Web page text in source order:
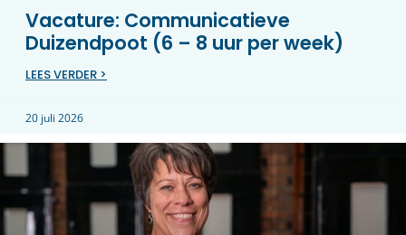
Vacature: Communicatieve
Duizendpoot (6 – 8 uur per week)
LEES VERDER >
20 juli 2026